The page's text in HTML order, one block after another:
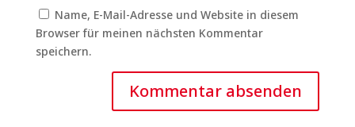
Name, E-Mail-Adresse und Website in diesem
Browser für meinen nächsten Kommentar
speichern.